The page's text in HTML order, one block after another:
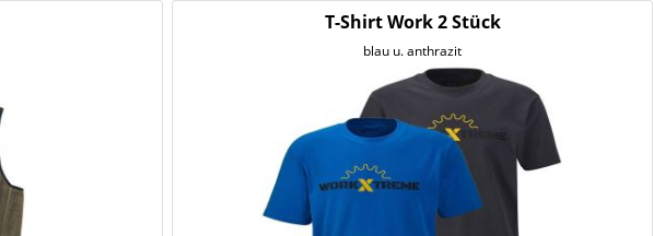
T-Shirt Work 2 Stück
blau u. anthrazit